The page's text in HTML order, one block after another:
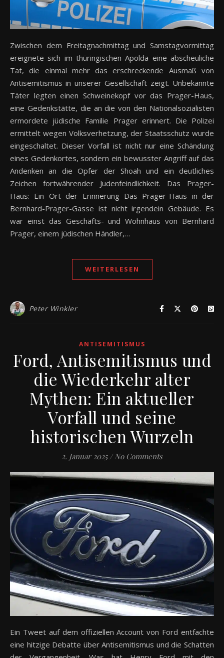
Zwischen dem Freitagnachmittag und Samstagvormittag
ereignete sich im thüringischen Apolda eine abscheuliche
Tat, die einmal mehr das erschreckende Ausmaß von
Antisemitismus in unserer Gesellschaft zeigt. Unbekannte
Täter legten einen Schweinekopf vor das Prager-Haus,
eine Gedenkstätte, die an die von den Nationalsozialisten
ermordete jüdische Familie Prager erinnert. Die Polizei
ermittelt wegen Volksverhetzung, der Staatsschutz wurde
eingeschaltet. Dieser Vorfall ist nicht nur eine Schändung
eines Gedenkortes, sondern ein bewusster Angriff auf das
Andenken an die Opfer der Shoah und ein deutliches
Zeichen fortwährender Judenfeindlichkeit. Das Prager-
Haus: Ein Ort der Erinnerung Das Prager-Haus in der
Bernhard-Prager-Gasse ist nicht irgendein Gebäude. Es
war einst das Geschäfts- und Wohnhaus von Bernhard
Prager, einem jüdischen Händler,…
WEITERLESEN
Peter Winkler
ANTISEMITISMUS
Ford, Antisemitismus und
die Wiederkehr alter
Mythen: Ein aktueller
Vorfall und seine
historischen Wurzeln
2. Januar 2025 / No Comments
Ein Tweet auf dem offiziellen Account von Ford entfachte
eine hitzige Debatte über Antisemitismus und die Schatten